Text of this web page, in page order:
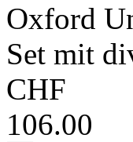
Oxford
Set mit
CHF
106.00